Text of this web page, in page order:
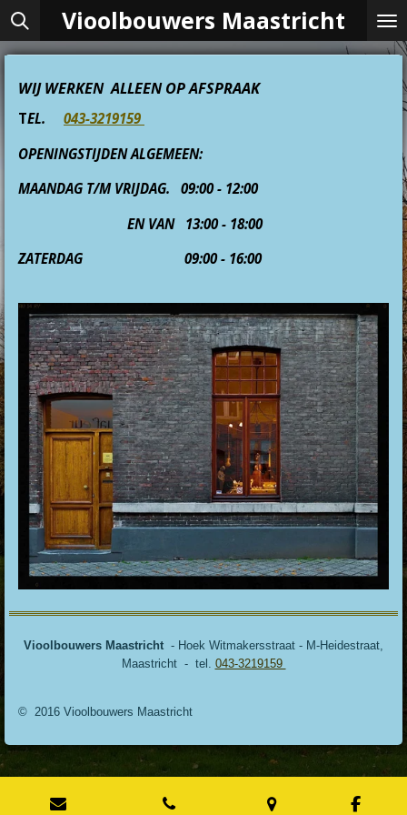
Ga
naar
hoofdinhoud
Vioolbouwers Maastricht
WIJWERKEN ALLEEN OP AFSPRAAK
TEL. 043-3219159
OPENINGSTIJDEN ALGEMEEN:
MAANDAG T/M VRIJDAG. 09:00 - 12:00
EN VAN 13:00 - 18:00
ZATERDAG 09:00 - 16:00
Vioolbouwers Maastricht - Hoek Witmakersstraat - M-Heidestraat,
Maastricht - tel. 043-3219159
© 2016 Vioolbouwers Maastricht